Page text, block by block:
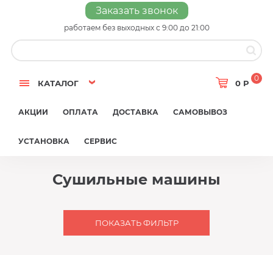
Заказать звонок
работаем без выходных с 9:00 до 21:00
КАТАЛОГ 0 Р
0
АКЦИИ ОПЛАТА ДОСТАВКА САМОВЫВОЗ
УСТАНОВКА СЕРВИС
Сушильные машины
ПОКАЗАТЬ ФИЛЬТР